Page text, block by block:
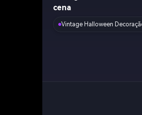
cena
Vintage Halloween